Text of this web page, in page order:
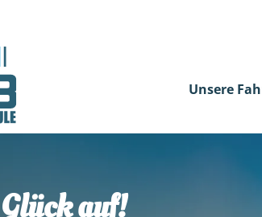
Unsere
Glück auf!